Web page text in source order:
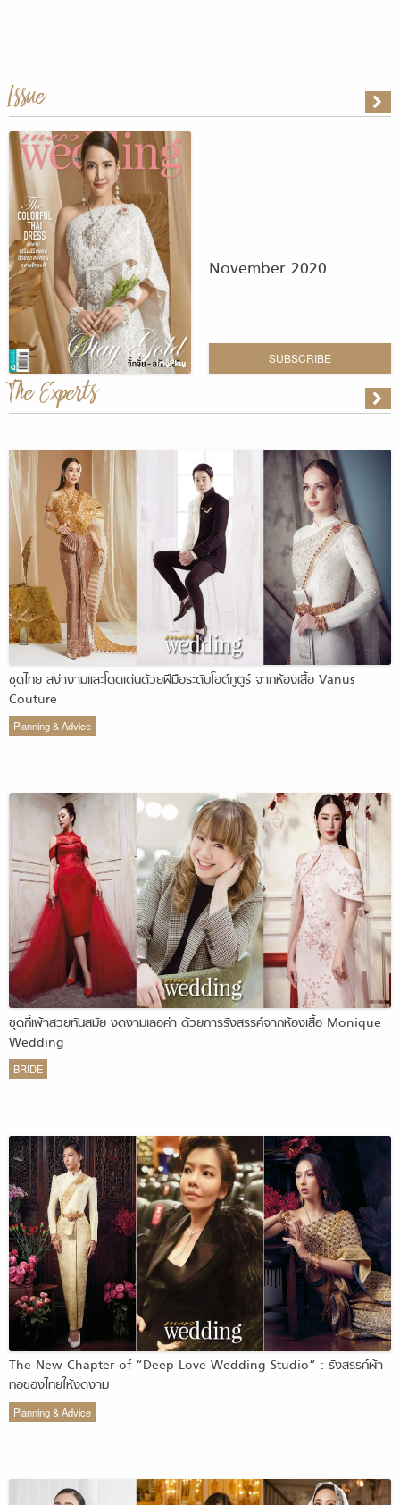
Issue
November 2020
SUBSCRIBE
The Experts
ชุดไทย สง่างามและโดดเด่นด้วยฝีมือระดับโอต์กูตูร์ จากห้องเสื้อ Vanus
Couture
Planning & Advice
ชุดกี่เพ้าสวยทันสมัย งดงามเลอค่า ด้วยการรังสรรค์จากห้องเสื้อ Monique
Wedding
BRIDE
The New Chapter of “Deep Love Wedding Studio” : รังสรรค์ผ้า
ทอของไทยให้งดงาม
Planning & Advice